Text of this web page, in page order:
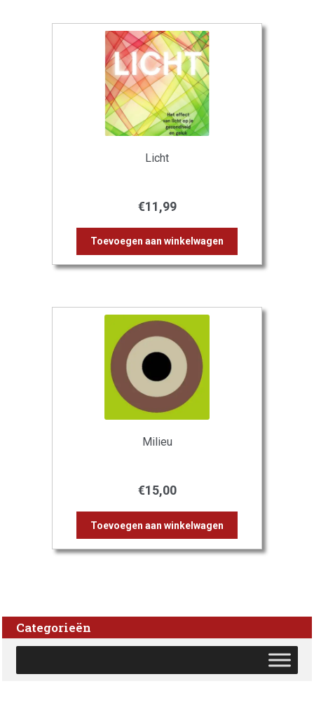
Licht
€11,99
Toevoegen aan winkelwagen
Milieu
€15,00
Toevoegen aan winkelwagen
Categorieën